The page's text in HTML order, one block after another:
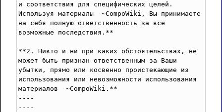
и соответствия для специфических целей.
Используя материалы  ~CompoWiki, Вы принимаете
на себя полную ответственность за все
возможные последствия.**
**2. Никто и ни при каких обстоятельствах, не
может быть признан ответственным за Ваши
убытки, прямо или косвенно проистекающие из
использования или невозможности использования
материалов  ~CompoWiki.**
----
----